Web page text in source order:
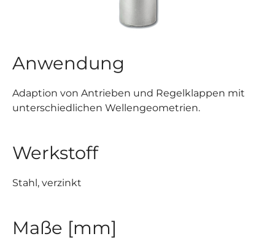
Anwendung
Adaption von Antrieben und Regelklappen mit
unterschiedlichen Wellengeometrien.
Werkstoff
Stahl, verzinkt
Maße [mm]